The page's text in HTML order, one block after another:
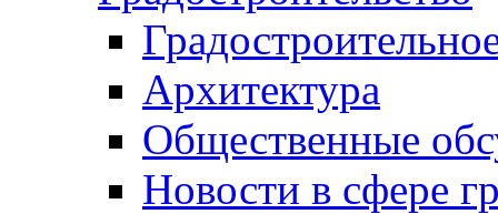
Архитектура
Общественные
Новости в сфере